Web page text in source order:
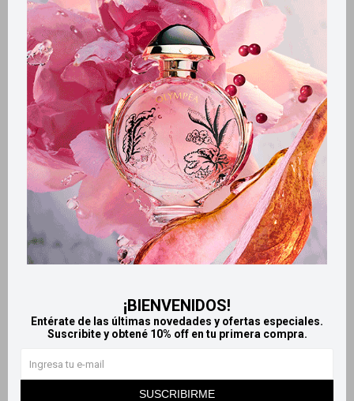
¡BIENVENIDOS!
Entérate de las últimas novedades y ofertas especiales.
Suscribite y obtené 10% off en tu primera compra.
SUSCRIBIRME
Productos que te pueden interesar
MAÑANA
Protector impermeable para
lluvia y viento universal
590
LlegaMAÑANA
Aspirador nasal asistido con
estuche Kuka